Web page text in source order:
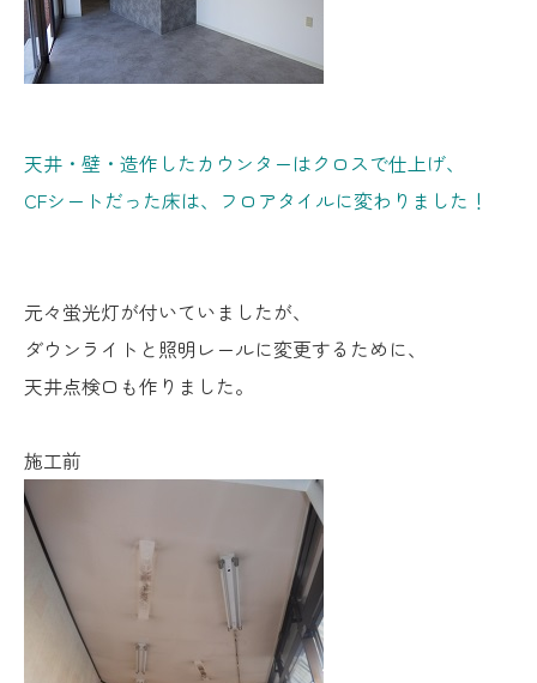
天井・壁・造作したカウンターはクロスで仕上げ、
CFシートだった床は、フロアタイルに変わりました！
元々蛍光灯が付いていましたが、
ダウンライトと照明レールに変更するために、
天井点検口も作りました。
施工前